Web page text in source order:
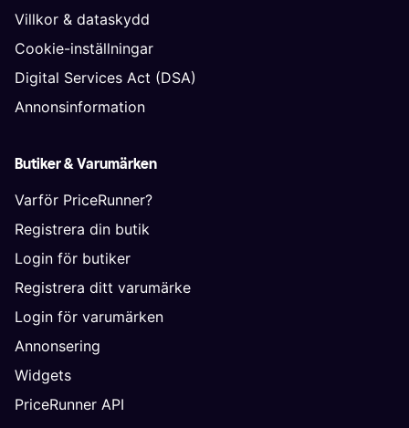
Villkor & dataskydd
Cookie-inställningar
Digital Services Act (DSA)
Annonsinformation
Butiker & Varumärken
Varför PriceRunner?
Registrera din butik
Login för butiker
Registrera ditt varumärke
Login för varumärken
Annonsering
Widgets
PriceRunner API